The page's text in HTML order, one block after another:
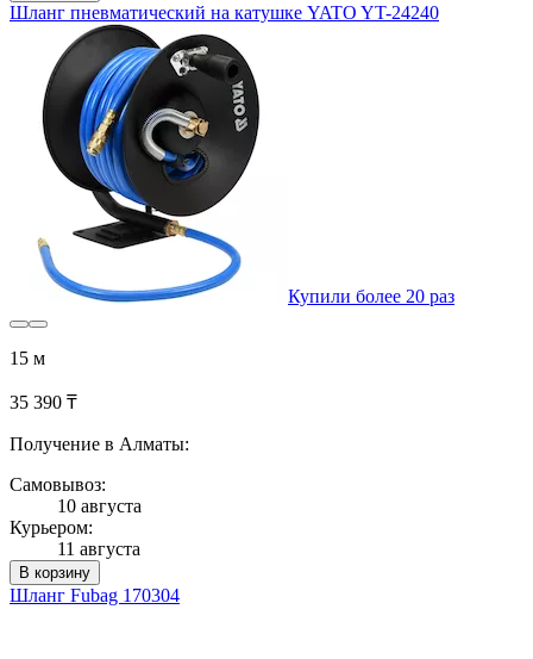
Шланг пневматический на катушке YATO YT-24240
Купили более 20 раз
15 м
35 390 ₸
Получение в Алматы:
Самовывоз:
10 августа
Курьером:
11 августа
В корзину
Шланг Fubag 170304